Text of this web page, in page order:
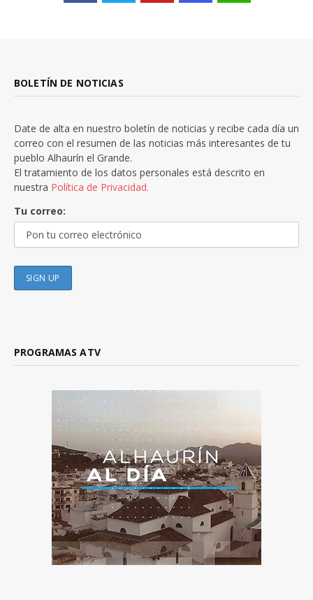
BOLETÍN DE NOTICIAS
Date de alta en nuestro boletín de noticias y recibe cada día un
correo con el resumen de las noticias más interesantes de tu
pueblo Alhaurín el Grande.
El tratamiento de los datos personales está descrito en
nuestra Política de Privacidad.
Tu correo:
PROGRAMAS ATV